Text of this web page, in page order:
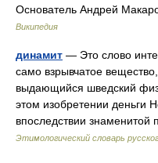
Основатель Андрей
Википедия
динамит — Это слово
само взрывчатое
выдающийся шведский
этом изобретении деньги
впоследствии
Этимологический словарь